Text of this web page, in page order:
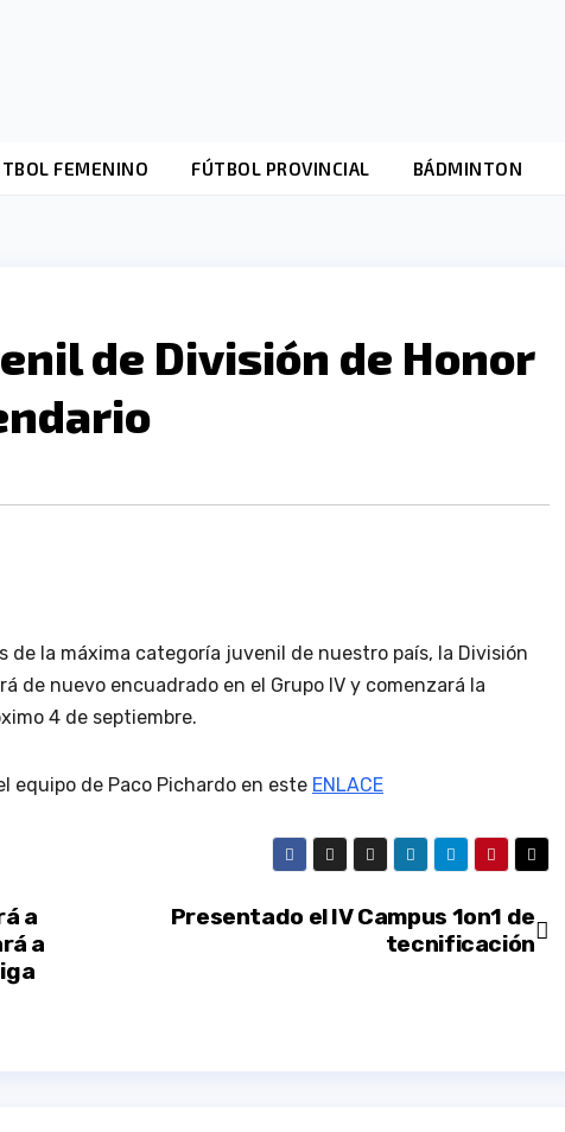
FEMENINO FÚTBOL PROVINCIAL BÁDMINTON
de División de Honor
de la máxima categoría juvenil de nuestro país, la División
de nuevo encuadrado en el Grupo IV y comenzará la
4 de septiembre.
equipo de Paco Pichardo en este ENLACE
Presentado el IV Campus 1on1 de
tecnificación
a
a